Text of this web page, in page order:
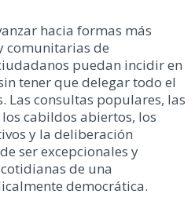
hacia formas más
comunitarias de
puedan incidir en
tener que delegar todo el
Las consultas populares, las
cabildos abiertos, los
y la deliberación
ser excepcionales y
de una
democrática.